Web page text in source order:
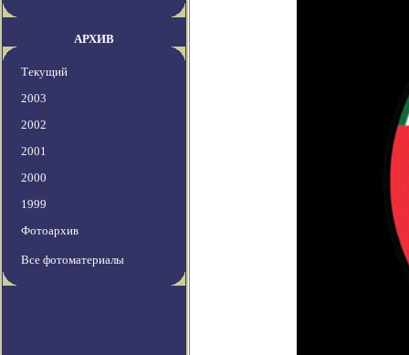
АРХИВ
Текущий
2003
2002
2001
2000
1999
Фотоархив
Все фотоматериалы